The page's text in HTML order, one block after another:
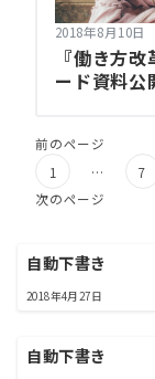
2018年8月10日
『働き方
ード資料公
前のページ
1
… 7
次のページ
自動下書き
2018年4月27日
自動下書き